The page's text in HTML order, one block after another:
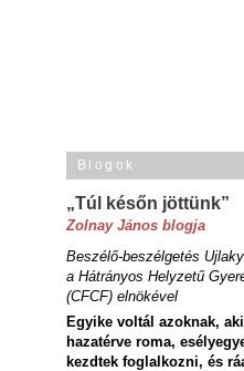
Blogok
„Túl későn jöttünk”
Zolnay János blogja
Beszélő-beszélgetés
a Hátrányos Helyzetű
(CFCF) elnökével
Egyike voltál azoknak,
hazatérve roma,
kezdtek foglalkozni, és